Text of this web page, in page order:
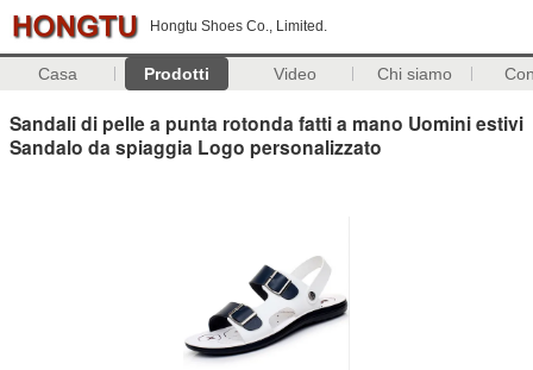
Hongtu Shoes Co., Limited.
Casa Prodotti Video Chi siamo
Sandali di pelle a punta rotonda fatti a mano Uomini estivi
Sandalo da spiaggia Logo personalizzato